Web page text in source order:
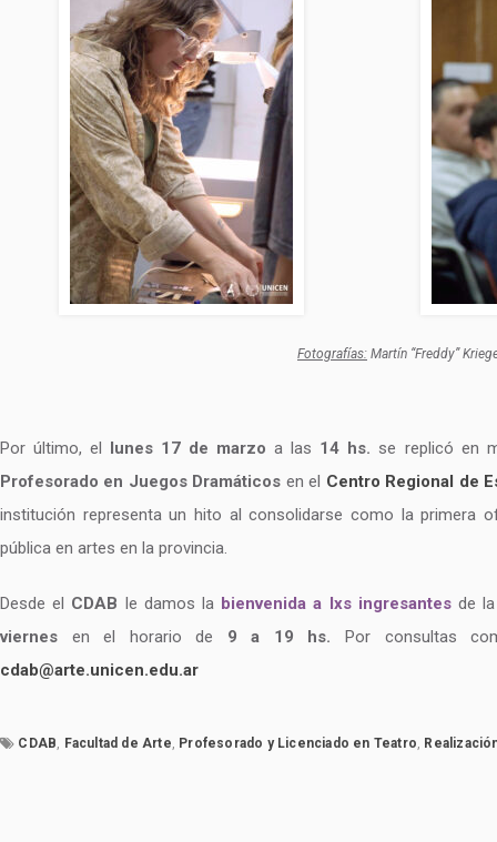
Fotografías: Martín “Freddy”
Por último, el lunes 17 de marzo a las 14 hs. se replicó en
Profesorado en Juegos Dramáticos en el Centro Regional de
institución representa un hito al consolidarse como la primera
pública en artes en la provincia.
Desde el CDAB le damos la bienvenida a lxs ingresantesde
viernes en el horario de 9 a 19 hs. Por consultas
cdab@arte.unicen.edu.ar
CDAB, Facultad de Arte, Profesorado y Licenciado en Teatro,